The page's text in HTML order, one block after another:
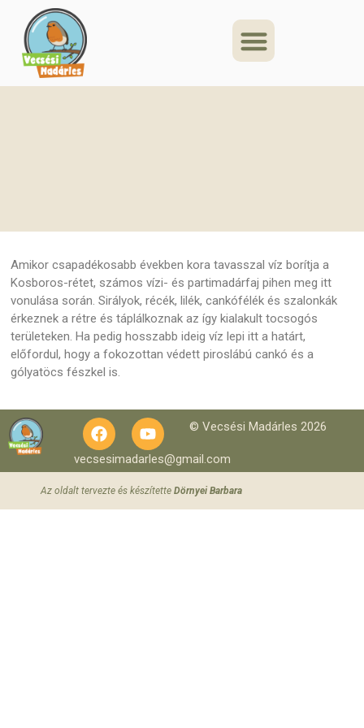
Amikor csapadékosabb években kora tavasszal víz borítja a
Kosboros-rétet, számos vízi- és partimadárfaj pihen meg itt
vonulása során. Sirályok, récék, lilék, cankófélék és szalonkák
érkeznek a rétre és táplálkoznak az így kialakult tocsogós
területeken. Ha pedig hosszabb ideig víz lepi itt a határt,
előfordul, hogy a fokozottan védett piroslábú cankó és a
gólyatöcs fészkel is.
vecsesimadarles@gmail.com
© Vecsési Madárles 2026
Az oldalt tervezte és készítette Dörnyei Barbara